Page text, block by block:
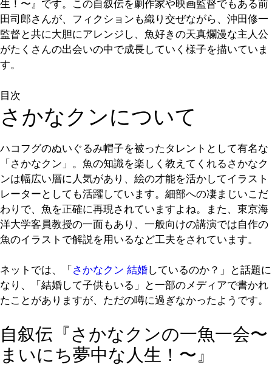
生！〜』です。この自叙伝を劇作家や映画監督でもある前
田司郎さんが、フィクションも織り交ぜながら、沖田修一
監督と共に大胆にアレンジし、魚好きの天真爛漫な主人公
がたくさんの出会いの中で成長していく様子を描いていま
す。
目次
さかなクンについて
ハコフグのぬいぐるみ帽子を被ったタレントとして有名な
「さかなクン」。魚の知識を楽しく教えてくれるさかなク
ンは幅広い層に人気があり、絵の才能を活かしてイラスト
レーターとしても活躍しています。細部への凄まじいこだ
わりで、魚を正確に再現されていますよね。また、東京海
洋大学客員教授の一面もあり、一般向けの講演では自作の
魚のイラストで解説を用いるなど工夫をされています。
ネットでは、「 さかなクン 結婚しているのか？」と話題に
なり、「結婚して子供もいる」と一部のメディアで書かれ
たことがありますが、ただの噂に過ぎなかったようです。
自叙伝『さかなクンの一魚一会〜
まいにち夢中な人生！〜』